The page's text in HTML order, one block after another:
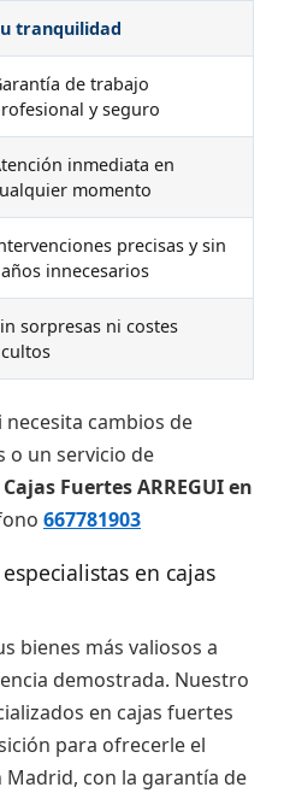
tranquilidad
de trabajo
y seguro
inmediata en
momento
precisas y sin
innecesarios
sorpresas ni costes
cambios de
o un servicio de
Cajas Fuertes ARREGUI en
667781903
en cajas
bienes más valiosos a
demostrada. Nuestro
en cajas fuertes
para ofrecerle el
con la garantía de